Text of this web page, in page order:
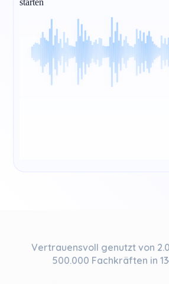
Vertrauensvoll genutzt von
500.000 Fachkräften in